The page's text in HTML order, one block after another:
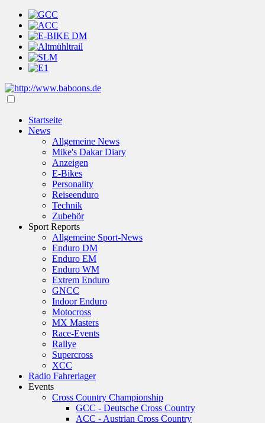
Startseite
News
Allgemeine News
Mike's Dakar Diary
Anzeigen
E-Bikes
Personality
Reiseenduro
Technik
Zubehör
Sport Reports
Allgemeine Sport-News
Enduro DM
Enduro EM
Enduro WM
Extrem Enduro
GNCC
Indoor Enduro
Motocross
MX Masters
Race-Events
Rallye
Supercross
XCC
Radio Fahrerlager
Events
Cross Country Championship
GCC - Deutsche Cross Country
ACC - Austrian Cross Country